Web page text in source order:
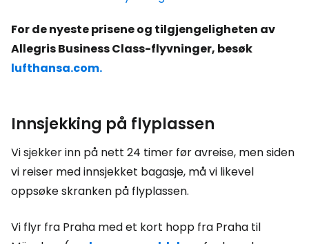
For de nyeste prisene og tilgjengeligheten av
Allegris Business Class-flyvninger, besøk
lufthansa.com.
Innsjekking på flyplassen
Vi sjekker inn på nett 24 timer før avreise, men siden
vi reiser med innsjekket bagasje, må vi likevel
oppsøke skranken på flyplassen.
Vi flyr fra Praha med et kort hopp fra Praha til